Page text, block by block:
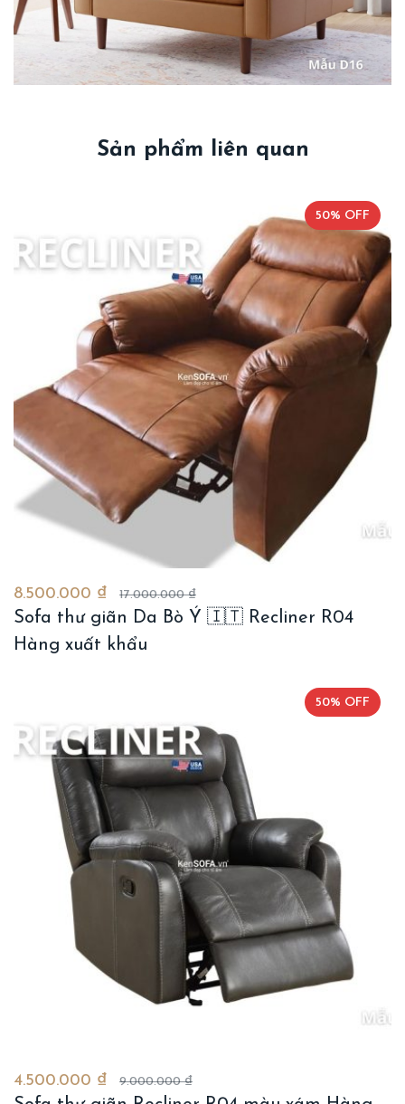
Sản phẩm liên quan
50% OFF
8.500.000 ₫ 17.000.000 ₫
Sofa thư giãn Da Bò Ý 🇮🇹 Recliner R04
Hàng xuất khẩu
50% OFF
4.500.000 ₫ 9.000.000 ₫